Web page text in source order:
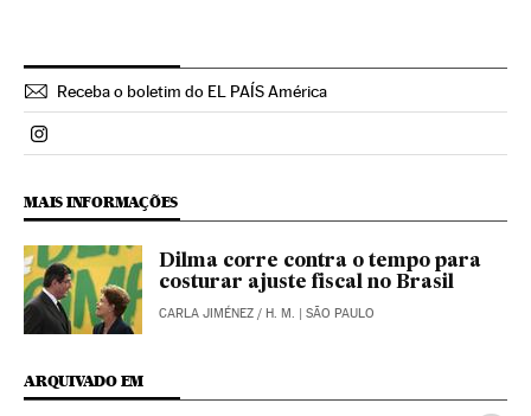
Receba o boletim do EL PAÍS América
Politica El País Brasil en Instagram
MAIS INFORMAÇÕES
Dilma corre contra o tempo para
costurar ajuste fiscal no Brasil
CARLA JIMÉNEZ / H. M. | SÃO PAULO
ARQUIVADO EM